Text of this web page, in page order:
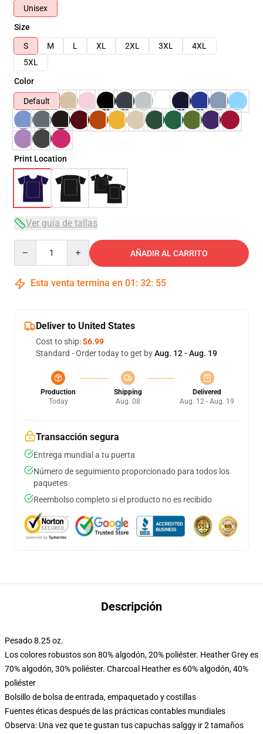
Unisex
Size
S
M L XL 2XL 3XL
4XL
5XL
Color
Default
Print Location
Ver guía de tallas
AÑADIR AL CARRITO
Esta venta termina en 01 : 32: 54
Deliver to United States
Cost to ship:$6.99
Standard - Order today to get byAug. 12 - Aug. 19
Production
Today
Shipping
Aug. 08
Delivered
Aug. 12 - Aug. 19
Transacción segura
Entrega mundial a tu puerta
Número de seguimiento proporcionado para todos los
paquetes
Reembolso completo si el producto no es recibido
Descripción
Pesado 8.25 oz.
Los colores robustos son 80% algodón, 20% poliéster. Heather Grey es
70% algodón, 30% poliéster. Charcoal Heather es 60% algodón, 40%
poliéster
Bolsillo de bolsa de entrada, empaquetado y costillas
Fuentes éticas después de las prácticas contables mundiales
Observa: Una vez que te gustan tus capuchas salggy ir 2 tamaños